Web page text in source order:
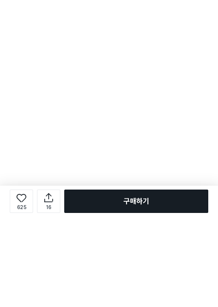
625 16
구매하기